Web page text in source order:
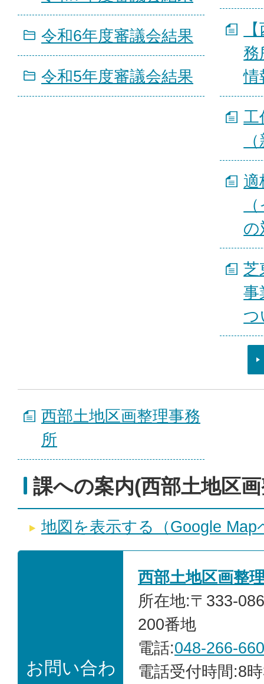
令和6年度審議会結果
令和5年度審議会結果
務
情
工
適
の
芝
事
つ
西部土地区画整理事務
所
課への案内(西部土地区
地図を表示する（Google Map
お問い合わ
西部土地区画整
所在地:〒333-
200番地
電話:048-266-
電話受付時間:8